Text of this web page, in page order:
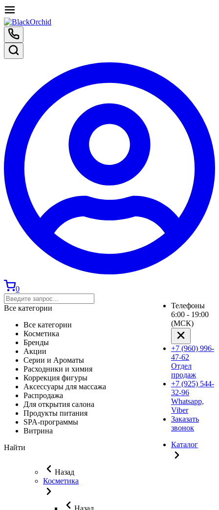
0
Все категории
Все категории
Косметика
Бренды
Акции
Серии и Ароматы
Расходники и химия
Коррекция фигуры
Аксессуары для массажа
Распродажа
Для открытия салона
Продукты питания
SPA-программы
Витрина
Найти
Телефоны
6:00 - 19:00
(МСК)
+7 (960) 996-
47-62
Отдел
продаж
+7 (925) 544-
32-96
Whatsapp,
Viber
Заказать
звонок
Каталог
Назад
Косметика
Назад